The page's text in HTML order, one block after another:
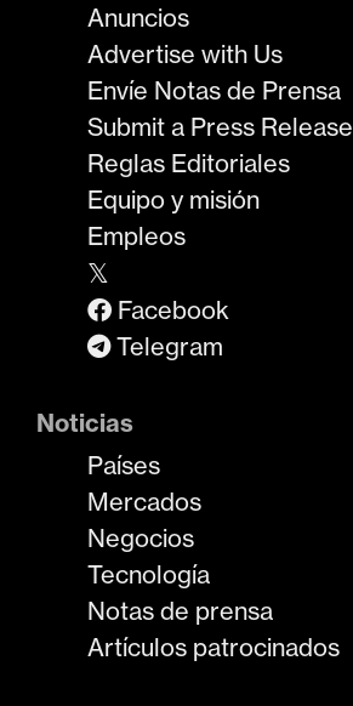
Anuncios
Advertise with Us
Envíe Notas de Prensa
Submit a Press Release
Reglas Editoriales
Equipo y misión
Empleos
𝕏
Facebook
Telegram
Noticias
Países
Mercados
Negocios
Tecnología
Notas de prensa
Artículos patrocinados